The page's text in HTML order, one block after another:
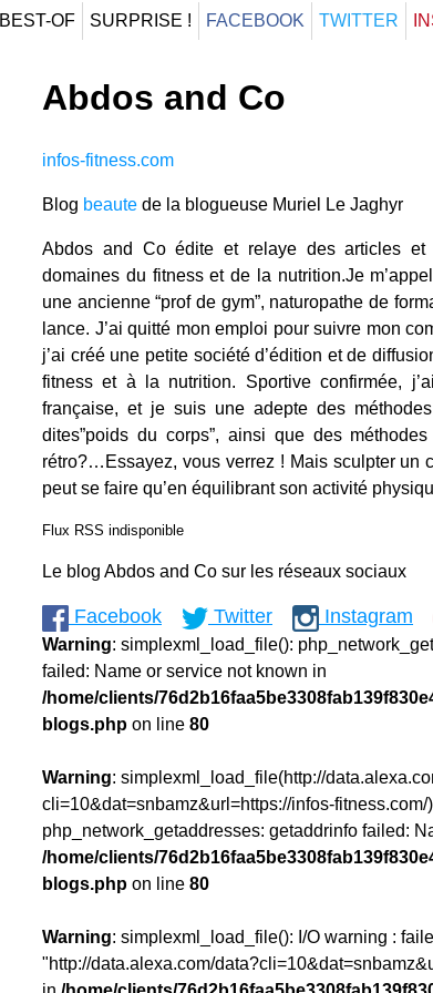
BEST-OF SURPRISE ! FACEBOOK TWITTER
Abdos and Co
infos-fitness.com
Blog beaute de la blogueuse Muriel Le Jaghyr
Abdos and Co édite et relaye des articles et
domaines du fitness et de la nutrition.Je
une ancienne “prof de gym”, naturopathe de
lance. J’ai quitté mon emploi pour suivre mon
j’ai créé une petite société d’édition et de
fitness et à la nutrition. Sportive confirmée,
française, et je suis une adepte des
dites”poids du corps”, ainsi que des
rétro?…Essayez, vous verrez ! Mais sculpter un
peut se faire qu’en équilibrant son activité
Flux RSS indisponible
Le blog Abdos and Co sur les réseaux sociaux
Facebook Twitter Instagram
Warning: simplexml_load_file():
failed: Name or service not known in
/home/clients/
blogs.php on line 80
Warning: simplexml_load_file(http://
cli=10&dat=snbamz&url=https://infos-fitness.com/
php_network_getaddresses: getaddrinfo failed:
/home/clients/
blogs.php on line 80
Warning: simplexml_load_file(): I/O warning :
"http://data.alexa.com/